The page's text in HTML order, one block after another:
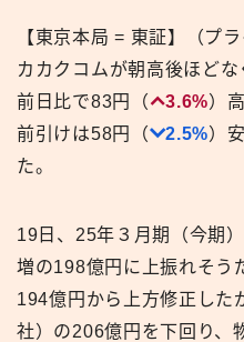
namiten.jp
【東京本局 = 東証】（プ
カカクコムが朝高後ほどな
前日比で83円（
3.6%）
前引けは58円（
2.5%）
た。
19日、25年３月期（今期
増の198億円に上振れそう
194億円から上方修正した
社）の206億円を下回り、